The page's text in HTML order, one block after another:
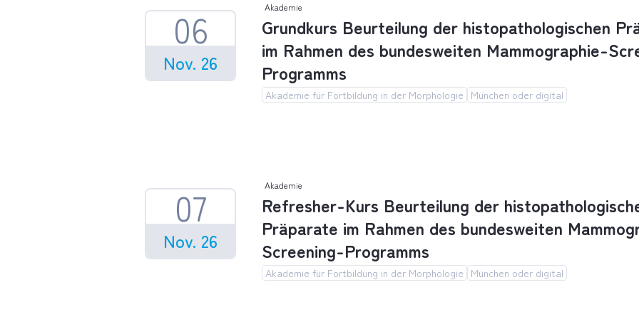
06
Nov. 26
Akademie
Grundkurs Beurteilung der histopathologischen
im Rahmen des bundesweiten Mammographie-
Programms
Akademie für Fortbildung in der Morphologie München oder digital
07
Nov. 26
Akademie
Refresher-Kurs Beurteilung der
Präparate im Rahmen des bundesweiten
Screening-Programms
Akademie für Fortbildung in der Morphologie München oder digital